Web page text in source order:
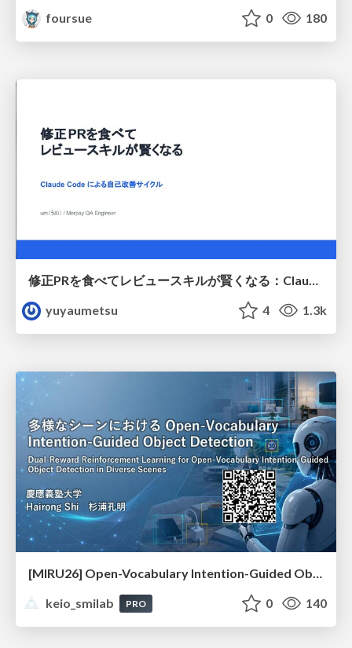
foursue
0 180
修正PRを食べてレビュースキルが賢くなる：Claude Codeによる自己改善サイクル
yuyaumetsu
4 1.3k
keio_smilab
PRO 0 140